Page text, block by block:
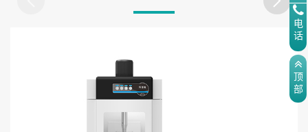
电
话
顶
部